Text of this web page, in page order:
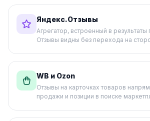
Яндекс.Отзывы
Агрегатор, встроенный в результаты
Отзывы видны без перехода на
WB и Ozon
Отзывы на карточках товаров
продажи и позиции в поиске